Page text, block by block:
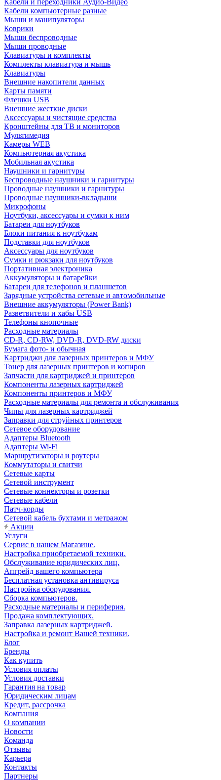
Кабели и переходники Аудио-Видео
Кабели компьютерные разные
Мыши и манипуляторы
Коврики
Мыши беспроводные
Мыши проводные
Клавиатуры и комплекты
Комплекты клавиатура и мышь
Клавиатуры
Внешние накопители данных
Карты памяти
Флешки USB
Внешние жесткие диски
Аксессуары и чистящие средства
Кронштейны для ТВ и мониторов
Мультимедия
Камеры WEB
Компьютерная акустика
Мобильная акустика
Наушники и гарнитуры
Беспроводные наушники и гарнитуры
Проводные наушники и гарнитуры
Проводные наушники-вкладыши
Микрофоны
Ноутбуки, аксессуары и сумки к ним
Батареи для ноутбуков
Блоки питания к ноутбукам
Подставки для ноутбуков
Аксессуары для ноутбуков
Сумки и рюкзаки для ноутбуков
Портативная электроника
Аккумуляторы и батарейки
Батареи для телефонов и планшетов
Зарядные устройства сетевые и автомобильные
Внешние аккумуляторы (Power Bank)
Разветвители и хабы USB
Телефоны кнопочные
Расходные материалы
CD-R, CD-RW, DVD-R, DVD-RW диски
Бумага фото- и обычная
Картриджи для лазерных принтеров и МФУ
Тонер для лазерных принтеров и копиров
Запчасти для картриджей и принтеров
Компоненты лазерных картриджей
Компоненты принтеров и МФУ
Расходные материалы для ремонта и обслуживания
Чипы для лазерных картриджей
Заправки для струйных принтеров
Сетевое оборудование
Адаптеры Bluetooth
Адаптеры Wi-Fi
Маршрутизаторы и роутеры
Коммутаторы и свитчи
Сетевые карты
Сетевой инструмент
Сетевые коннекторы и розетки
Сетевые кабели
Патч-корды
Сетевой кабель бухтами и метражом
Акции
Услуги
Сервис в нашем Магазине.
Настройка приобретаемой техники.
Обслуживание юридических лиц.
Апгрейд вашего компьютера
Бесплатная установка антивируса
Настройка оборудования.
Сборка компьютеров.
Расходные материалы и периферия.
Продажа комплектующих.
Заправка лазерных картриджей.
Настройка и ремонт Вашей техники.
Блог
Бренды
Как купить
Условия оплаты
Условия доставки
Гарантия на товар
Юридическим лицам
Кредит, рассрочка
Компания
О компании
Новости
Команда
Отзывы
Карьера
Контакты
Партнеры